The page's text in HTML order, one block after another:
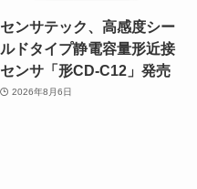
センサテック、高感度シー
ルドタイプ静電容量形近接
センサ「形CD-C12」発売
2026年8月6日